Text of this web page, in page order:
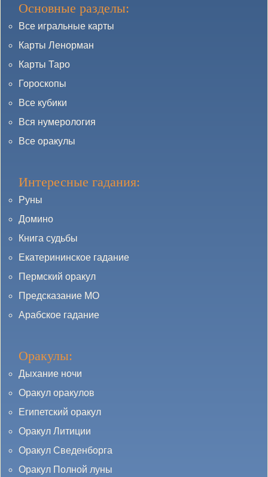
Основные разделы:
Все игральные карты
Карты Ленорман
Карты Таро
Гороскопы
Все кубики
Вся нумерология
Все оракулы
Интересные гадания:
Руны
Домино
Книга судьбы
Екатерининское гадание
Пермский оракул
Предсказание МО
Арабское гадание
Оракулы:
Дыхание ночи
Оракул оракулов
Египетский оракул
Оракул Литиции
Оракул Сведенборга
Оракул Полной луны